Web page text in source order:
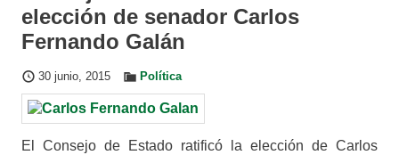
elección de senador Carlos
Fernando Galán
30 junio, 2015 Política
El Consejo de Estado ratificó la elección de Carlos